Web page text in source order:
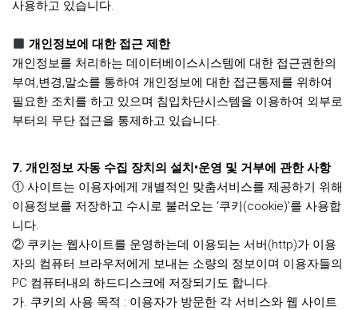
사용하고 있습니다.
개인정보에 대한 접근 제한
개인정보를 처리하는 데이터베이스시스템에 대한 접근권한의
부여,변경,말소를 통하여 개인정보에 대한 접근통제를 위하여
필요한 조치를 하고 있으며 침입차단시스템을 이용하여 외부로
부터의 무단 접근을 통제하고 있습니다.
7. 개인정보 자동 수집 장치의 설치•운영 및 거부에 관한 사항
① 사이트는 이용자에게 개별적인 맞춤서비스를 제공하기 위해
이용정보를 저장하고 수시로 불러오는 ‘쿠키(cookie)’를 사용합
니다.
② 쿠키는 웹사이트를 운영하는데 이용되는 서버(http)가 이용
자의 컴퓨터 브라우저에게 보내는 소량의 정보이며 이용자들의
PC 컴퓨터내의 하드디스크에 저장되기도 합니다.
가. 쿠키의 사용 목적 : 이용자가 방문한 각 서비스와 웹 사이트